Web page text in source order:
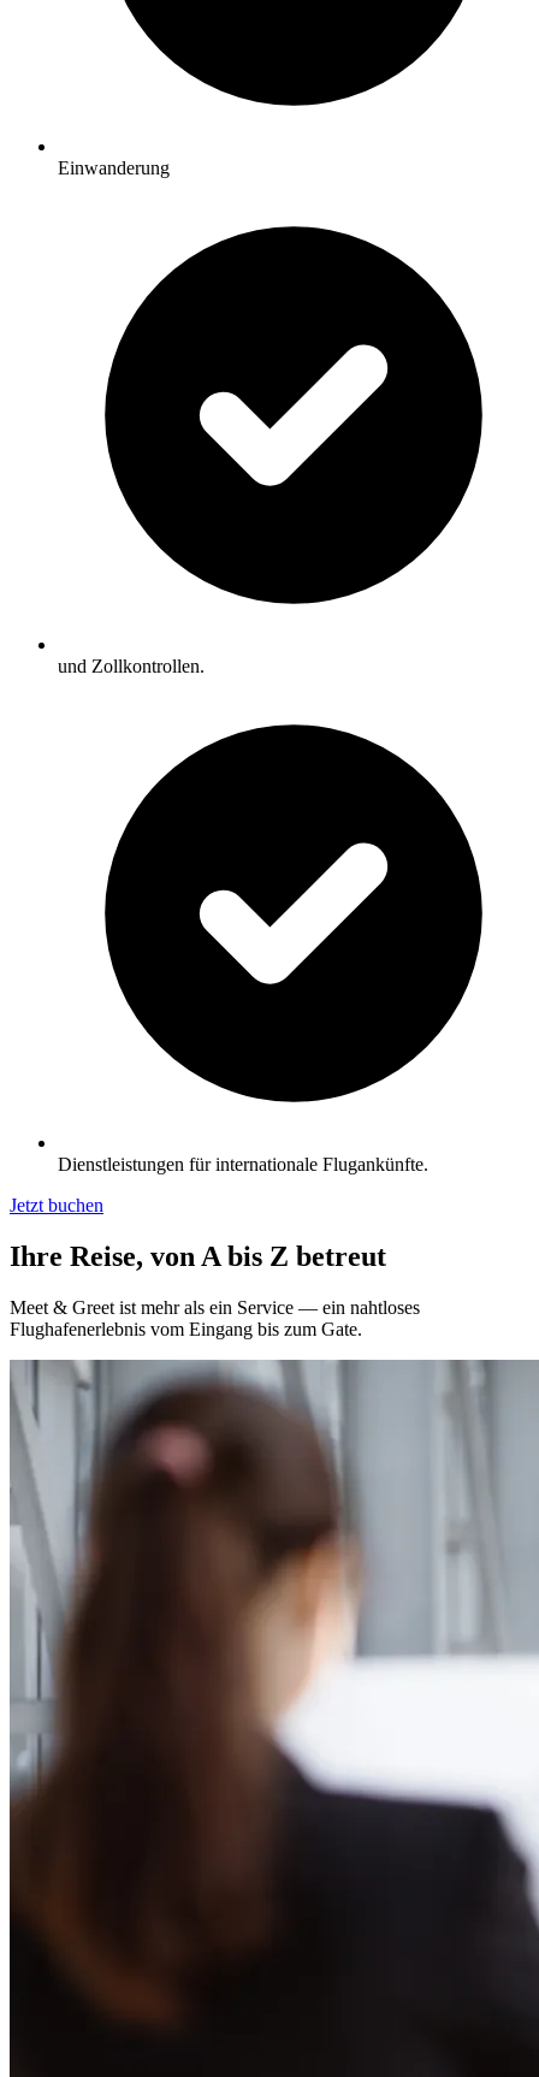
Einwanderung
und Zollkontrollen.
Dienstleistungen für internationale Flugankünfte.
Jetzt buchen
Ihre Reise, von A bis Z betreut
Meet & Greet ist mehr als ein Service — ein nahtloses
Flughafenerlebnis vom Eingang bis zum Gate.